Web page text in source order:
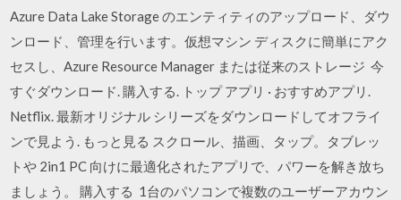
Azure Data Lake Storage のエンティティのアップロード、ダウ
ンロード、管理を行います。仮想マシン ディスクに簡単にアク
セスし、Azure Resource Manager または従来のストレージ 今
すぐダウンロード. 購入する. トップ アプリ · おすすめアプリ.
Netflix. 最新オリジナル シリーズをダウンロードしてオフライ
ンで見よう. もっと見る スクロール、描画、タップ。タブレッ
トや 2in1 PC 向けに最適化されたアプリで、パワーを解き放ち
ましょう。 購入する 1台のパソコンで複数のユーザーアカウン